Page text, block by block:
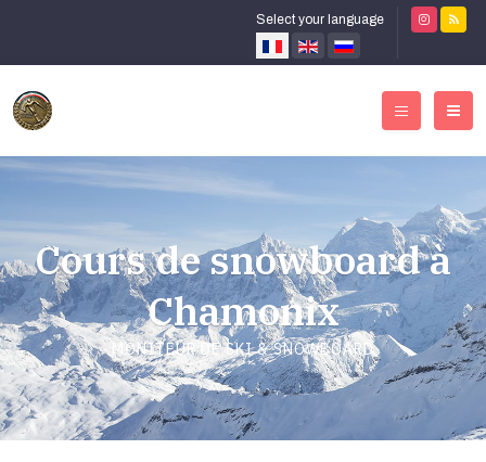
Select your language
Cours de snowboard à
Chamonix
MONITEUR DE SKI & SNOWBOARD